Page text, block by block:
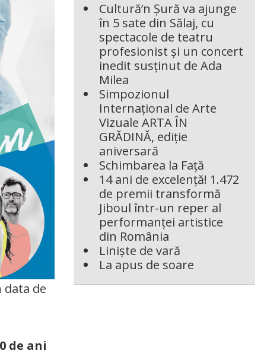
data de
de ani
Cultură’n Șură va ajunge
în 5 sate din Sălaj, cu
spectacole de teatru
profesionist și un concert
inedit susținut de Ada
Milea
Simpozionul
Internațional de Arte
Vizuale ARTA ÎN
GRĂDINĂ, ediție
aniversară
Schimbarea la Față
14 ani de excelență! 1.472
de premii transformă
Jiboul într-un reper al
performanței artistice
din România
Liniște de vară
La apus de soare